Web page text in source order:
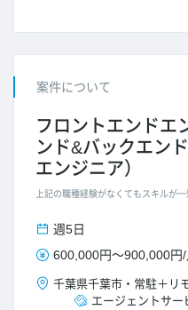
案件について
フロントエンドエ
ンド&バックエン
エンジニア）
上記の職種経験がなくてもスキルが
週5日
600,000円～900,000円/
千葉県千葉市 ・ 常駐＋リ
エージェントサー